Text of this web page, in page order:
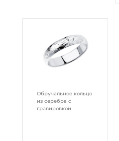
Обручальное кольцо
из серебра с
гравировкой